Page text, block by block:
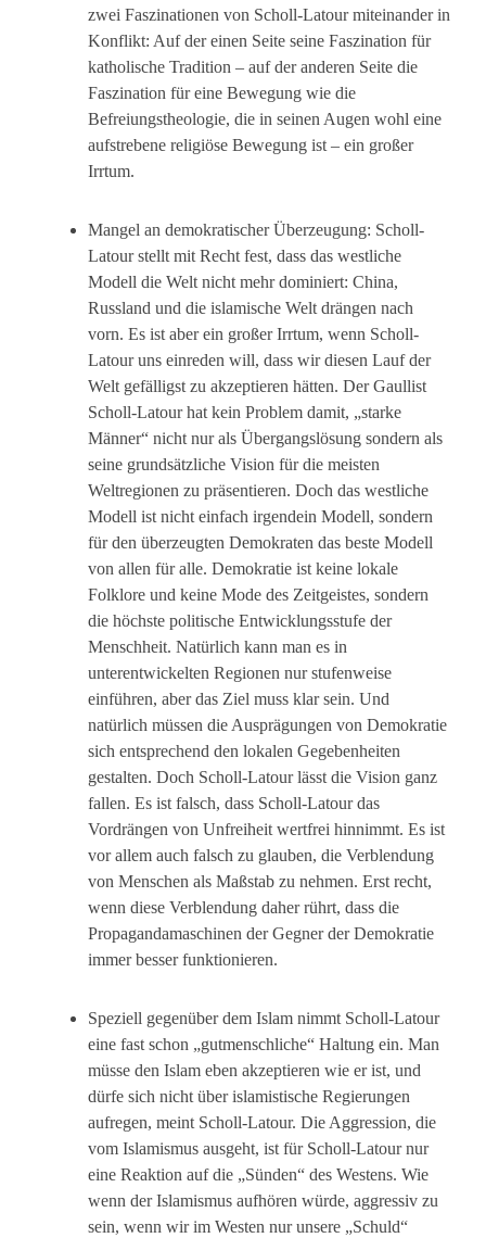
zwei Faszinationen von Scholl-Latour miteinander in
Konflikt: Auf der einen Seite seine Faszination für
katholische Tradition – auf der anderen Seite die
Faszination für eine Bewegung wie die
Befreiungstheologie, die in seinen Augen wohl eine
aufstrebene religiöse Bewegung ist – ein großer
Irrtum.
Mangel an demokratischer Überzeugung: Scholl-
Latour stellt mit Recht fest, dass das westliche
Modell die Welt nicht mehr dominiert: China,
Russland und die islamische Welt drängen nach
vorn. Es ist aber ein großer Irrtum, wenn Scholl-
Latour uns einreden will, dass wir diesen Lauf der
Welt gefälligst zu akzeptieren hätten. Der Gaullist
Scholl-Latour hat kein Problem damit, „starke
Männer“ nicht nur als Übergangslösung sondern als
seine grundsätzliche Vision für die meisten
Weltregionen zu präsentieren. Doch das westliche
Modell ist nicht einfach irgendein Modell, sondern
für den überzeugten Demokraten das beste Modell
von allen für alle. Demokratie ist keine lokale
Folklore und keine Mode des Zeitgeistes, sondern
die höchste politische Entwicklungsstufe der
Menschheit. Natürlich kann man es in
unterentwickelten Regionen nur stufenweise
einführen, aber das Ziel muss klar sein. Und
natürlich müssen die Ausprägungen von Demokratie
sich entsprechend den lokalen Gegebenheiten
gestalten. Doch Scholl-Latour lässt die Vision ganz
fallen. Es ist falsch, dass Scholl-Latour das
Vordrängen von Unfreiheit wertfrei hinnimmt. Es ist
vor allem auch falsch zu glauben, die Verblendung
von Menschen als Maßstab zu nehmen. Erst recht,
wenn diese Verblendung daher rührt, dass die
Propagandamaschinen der Gegner der Demokratie
immer besser funktionieren.
Speziell gegenüber dem Islam nimmt Scholl-Latour
eine fast schon „gutmenschliche“ Haltung ein. Man
müsse den Islam eben akzeptieren wie er ist, und
dürfe sich nicht über islamistische Regierungen
aufregen, meint Scholl-Latour. Die Aggression, die
vom Islamismus ausgeht, ist für Scholl-Latour nur
eine Reaktion auf die „Sünden“ des Westens. Wie
wenn der Islamismus aufhören würde, aggressiv zu
sein, wenn wir im Westen nur unsere „Schuld“